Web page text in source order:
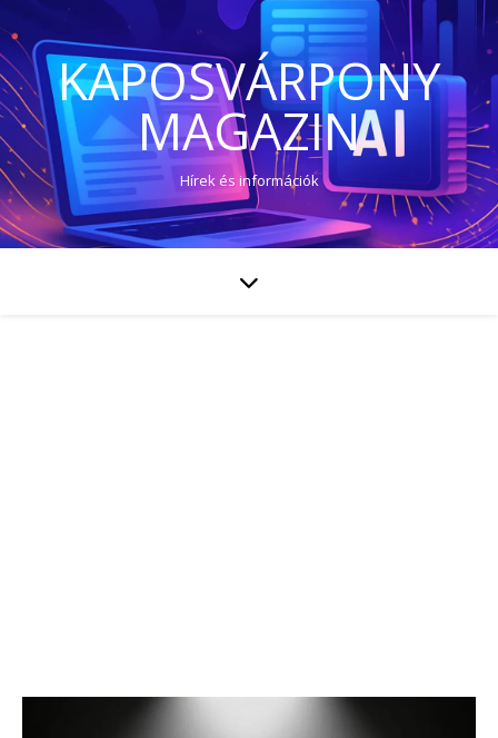
KAPOSVÁRPONY
MAGAZIN
Hírek és információk